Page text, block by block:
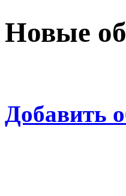
Новые
Добавить